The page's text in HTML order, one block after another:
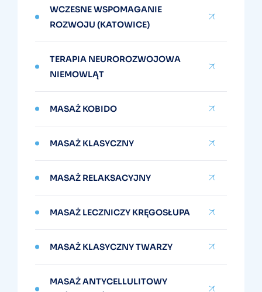
WCZESNE WSPOMAGANIE
ROZWOJU (KATOWICE)
TERAPIA NEUROROZWOJOWA
NIEMOWLĄT
MASAŻ KOBIDO
MASAŻ KLASYCZNY
MASAŻ RELAKSACYJNY
MASAŻ LECZNICZY KRĘGOSŁUPA
MASAŻ KLASYCZNY TWARZY
MASAŻ ANTYCELLULITOWY